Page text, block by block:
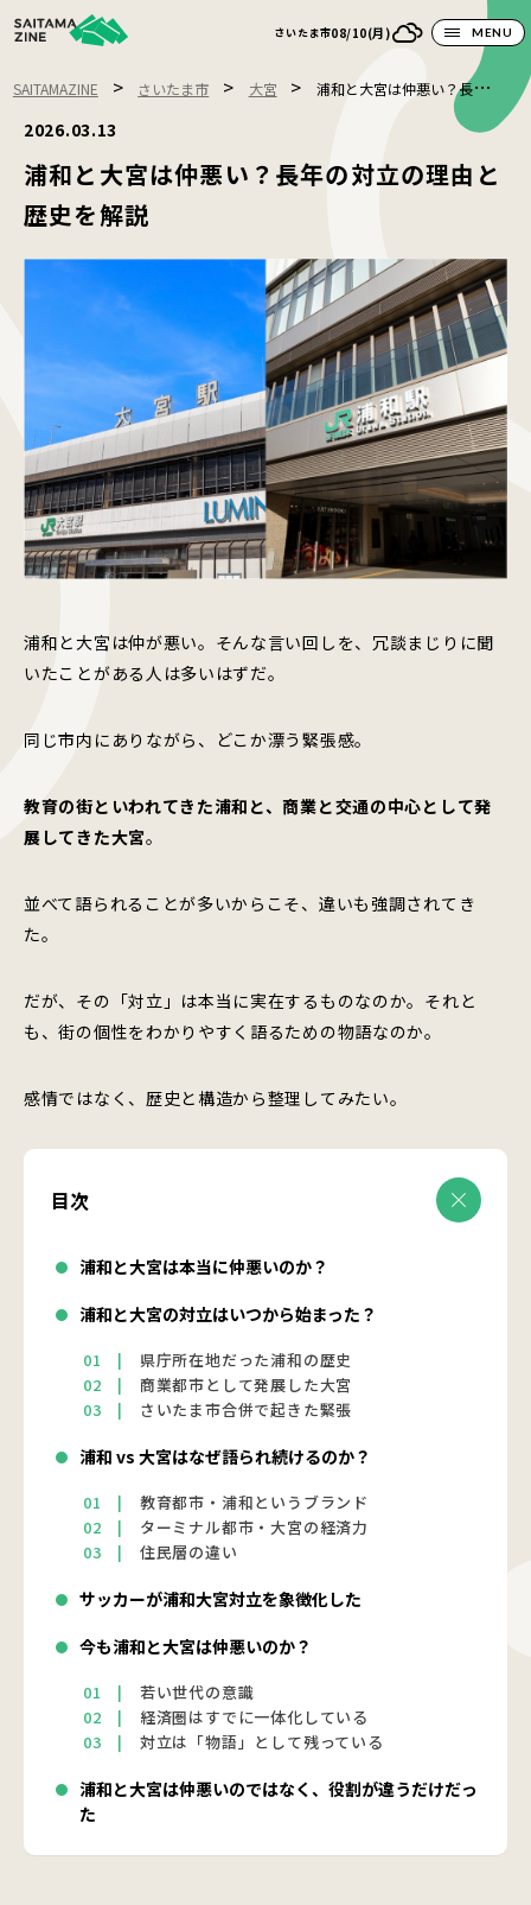
さいたま市08/10(月) MENU
SAITAMAZINE > さいたま市 > 大宮 >
浦和と大宮は仲悪い？長年の
対立の理由と歴史を解説
2026.03.13
浦和と大宮は仲悪い？長年の対立の理由と
歴史を解説
浦和と大宮は仲が悪い。そんな言い回しを、冗談まじりに聞
いたことがある人は多いはずだ。
同じ市内にありながら、どこか漂う緊張感。
教育の街といわれてきた浦和と、商業と交通の中心として発
展してきた大宮。
並べて語られることが多いからこそ、違いも強調されてき
た。
だが、その「対立」は本当に実在するものなのか。それと
も、街の個性をわかりやすく語るための物語なのか。
感情ではなく、歴史と構造から整理してみたい。
目次
浦和と大宮は本当に仲悪いのか？
浦和と大宮の対立はいつから始まった？
県庁所在地だった浦和の歴史
商業都市として発展した大宮
さいたま市合併で起きた緊張
浦和 vs 大宮はなぜ語られ続けるのか？
教育都市・浦和というブランド
ターミナル都市・大宮の経済力
住民層の違い
サッカーが浦和大宮対立を象徴化した
今も浦和と大宮は仲悪いのか？
若い世代の意識
経済圏はすでに一体化している
対立は「物語」として残っている
浦和と大宮は仲悪いのではなく、役割が違うだけだっ
た